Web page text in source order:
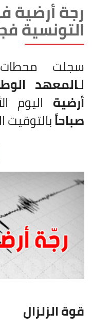
رجة أرضية
التونسية
سجلت محطات
لـالمعهد
أرضية اليوم
صباحاًبالتوقيت
قوة الزلزال